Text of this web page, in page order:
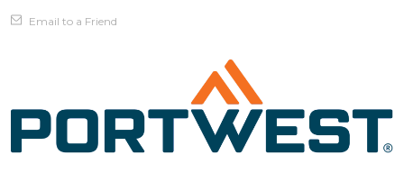
Email to a Friend